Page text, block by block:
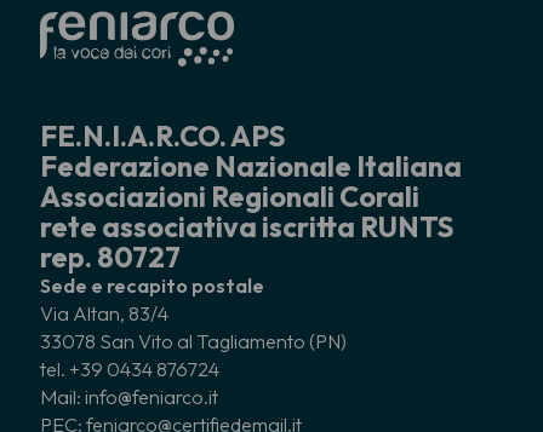
FE.N.I.A.R.CO. APS
Federazione Nazionale Italiana
Associazioni Regionali Corali
rete associativa iscritta RUNTS
rep. 80727
Sede e recapito postale
Via Altan, 83/4
33078 San Vito al Tagliamento (PN)
tel. +39 0434 876724
Mail: info@feniarco.it
PEC: feniarco@certifiedemail.it